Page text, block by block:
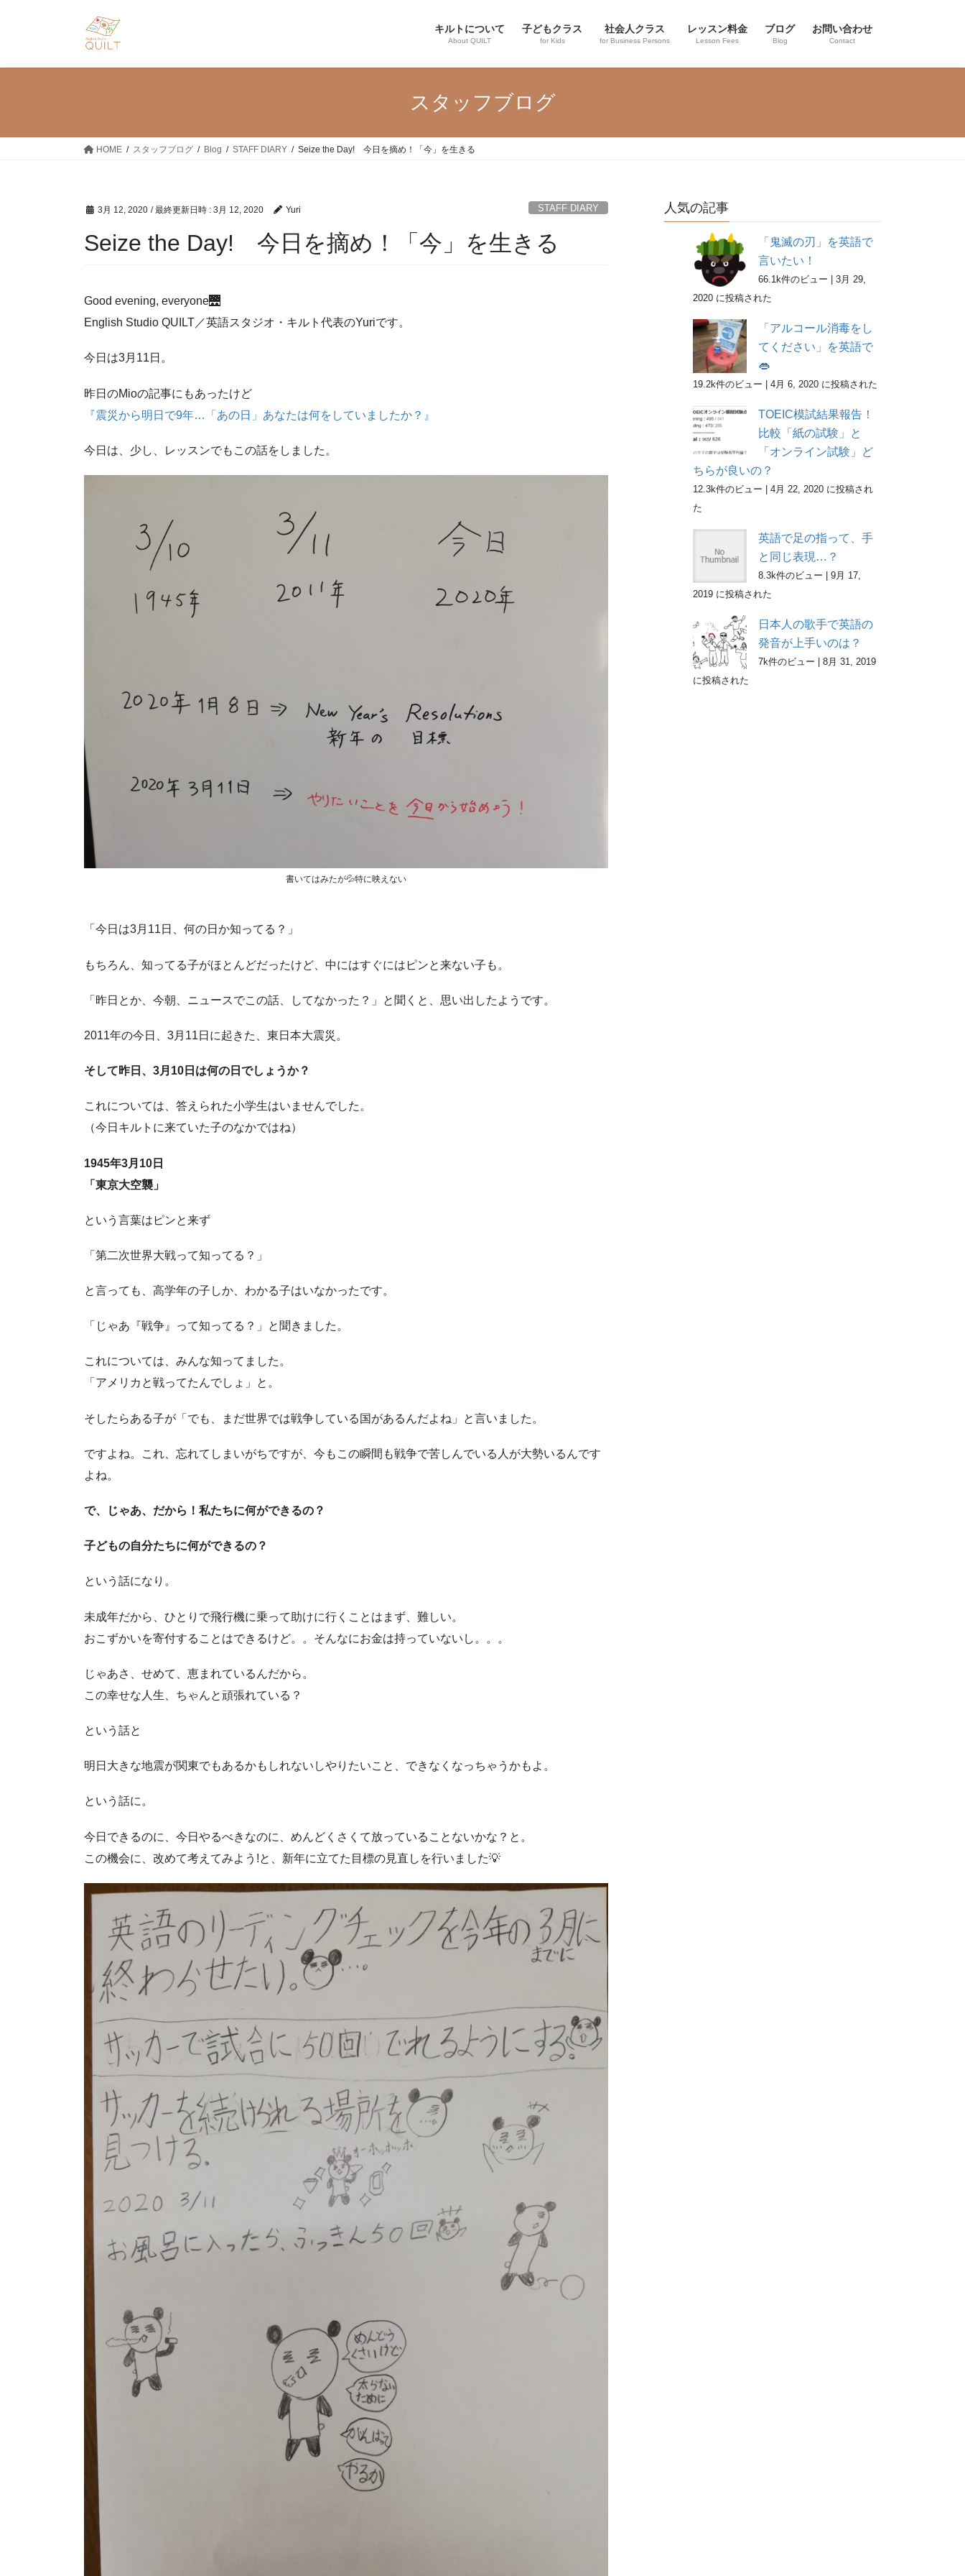
キルトについて
About QUILT
子どもクラス
for Kids
社会人クラス
for Business Persons
レッスン料金
Lesson Fees
ブログ
Blog
お問い合わせ
Contact
スタッフブログ
HOME スタッフブログ Blog STAFF DIARY Seize the Day! 今日を摘め！「今」を生きる
3月 12, 2020 / 最終更新日時 : 3月 12, 2020 Yuri STAFF DIARY
Seize the Day! 今日を摘め！「今」を生きる
Good evening, everyone🌉
English Studio QUILT／英語スタジオ・キルト代表のYuriです。
今日は3月11日。
昨日のMioの記事にもあったけど
『震災から明日で9年…「あの日」あなたは何をしていましたか？』
今日は、少し、レッスンでもこの話をしました。
書いてはみたが💦特に映えない
「今日は3月11日、何の日か知ってる？」
もちろん、知ってる子がほとんどだったけど、中にはすぐにはピンと来ない子も。
「昨日とか、今朝、ニュースでこの話、してなかった？」と聞くと、思い出したようです。
2011年の今日、3月11日に起きた、東日本大震災。
そして昨日、3月10日は何の日でしょうか？
これについては、答えられた小学生はいませんでした。
（今日キルトに来ていた子のなかではね）
1945年3月10日
「東京大空襲」
という言葉はピンと来ず
「第二次世界大戦って知ってる？」
と言っても、高学年の子しか、わかる子はいなかったです。
「じゃあ『戦争』って知ってる？」と聞きました。
これについては、みんな知ってました。
「アメリカと戦ってたんでしょ」と。
そしたらある子が「でも、まだ世界では戦争している国があるんだよね」と言いました。
ですよね。これ、忘れてしまいがちですが、今もこの瞬間も戦争で苦しんでいる人が大勢いるんです
よね。
で、じゃあ、だから！私たちに何ができるの？
子どもの自分たちに何ができるの？
という話になり。
未成年だから、ひとりで飛行機に乗って助けに行くことはまず、難しい。
おこずかいを寄付することはできるけど。。そんなにお金は持っていないし。。。
じゃあさ、せめて、恵まれているんだから。
この幸せな人生、ちゃんと頑張れている？
という話と
明日大きな地震が関東でもあるかもしれないしやりたいこと、できなくなっちゃうかもよ。
という話に。
今日できるのに、今日やるべきなのに、めんどくさくて放っていることないかな？と。
この機会に、改めて考えてみよう!と、新年に立てた目標の見直しを行いました💡
人気の記事
「鬼滅の刃」を英語で
言いたい！
66.1k件のビュー |3月 29,
2020 に投稿された
「アルコール消毒をし
てください」を英語で
👄
19.2k件のビュー |4月 6, 2020 に投稿された
TOEIC模試結果報告！
比較「紙の試験」と
「オンライン試験」ど
ちらが良いの？
12.3k件のビュー |4月 22, 2020 に投稿され
た
英語で足の指って、手
と同じ表現…？
8.3k件のビュー |9月 17,
2019 に投稿された
日本人の歌手で英語の
発音が上手いのは？
7k件のビュー |8月 31, 2019
に投稿された